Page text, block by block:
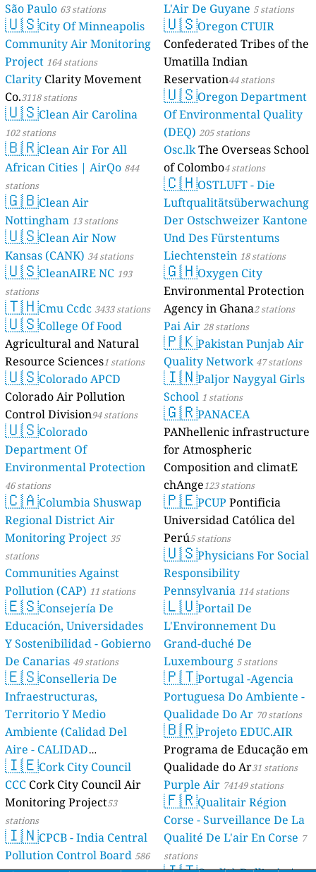
São Paulo 63 stations
🇺🇸City Of Minneapolis
Community Air Monitoring
Project 164 stations
Clarity Clarity Movement
Co.3118 stations
🇺🇸Clean Air Carolina
102 stations
🇧🇷Clean Air For All
African Cities | AirQo 844
stations
🇬🇧Clean Air
Nottingham 13 stations
🇺🇸Clean Air Now
Kansas (CANK) 34 stations
🇺🇸CleanAIRE NC 193
stations
🇹🇭Cmu Ccdc 3433 stations
🇺🇸College Of Food
Agricultural and Natural
Resource Sciences1 stations
🇺🇸Colorado APCD
Colorado Air Pollution
Control Division94 stations
🇺🇸Colorado
Department Of
Environmental Protection
46 stations
🇨🇦Columbia Shuswap
Regional District Air
Monitoring Project 35
stations
Communities Against
Pollution (CAP) 11 stations
🇪🇸Consejería De
Educación, Universidades
Y Sostenibilidad - Gobierno
De Canarias 49 stations
🇪🇸Conselleria De
Infraestructuras,
Territorio Y Medio
Ambiente (Calidad Del
Aire - CALIDAD
AMBIENTAL) 23 stations
🇮🇪Cork City Council
CCC Cork City Council Air
Monitoring Project53
stations
🇮🇳CPCB - India Central
Pollution Control Board 586
L'Air De Guyane 5 stations
🇺🇸Oregon CTUIR
Confederated Tribes of the
Umatilla Indian
Reservation44 stations
🇺🇸Oregon Department
Of Environmental Quality
(DEQ) 205 stations
Osc.lkThe Overseas School
of Colombo4 stations
🇨🇭OSTLUFT - Die
Luftqualitätsüberwachung
Der Ostschweizer Kantone
Und Des Fürstentums
Liechtenstein 18 stations
🇬🇭Oxygen City
Environmental Protection
Agency in Ghana2 stations
Pai Air 28 stations
🇵🇰Pakistan Punjab Air
Quality Network 47 stations
🇮🇳Paljor Naygyal Girls
School 1 stations
🇬🇷PANACEA
PANhellenic infrastructure
for Atmospheric
Composition and climatE
chAnge123 stations
🇵🇪PCUP Pontificia
Universidad Católica del
Perú5 stations
🇺🇸Physicians For Social
Responsibility
Pennsylvania 114 stations
🇱🇺Portail De
L'Environnement Du
Grand-duché De
Luxembourg 5 stations
🇵🇹Portugal -Agencia
Portuguesa Do Ambiente -
Qualidade Do Ar 70 stations
🇧🇷Projeto EDUC.AIR
Programa de Educação em
Qualidade do Ar31 stations
Purple Air 74149 stations
🇫🇷Qualitair Région
Corse - Surveillance De La
Qualité De L'air En Corse 7
stations